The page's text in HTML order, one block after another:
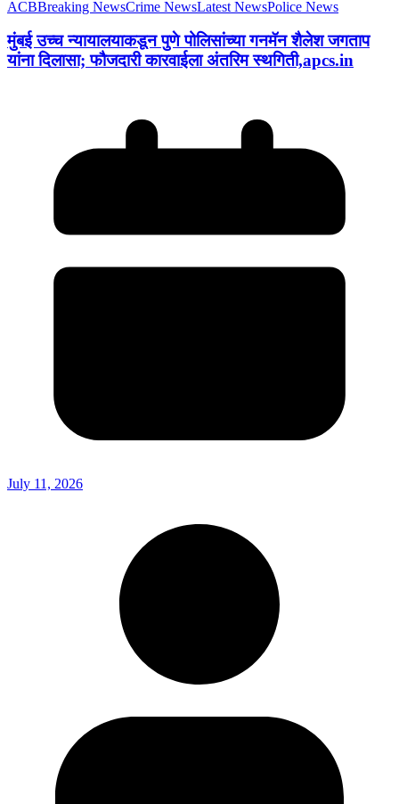
ACBBreaking NewsCrime NewsLatest NewsPolice News
मुंबई उच्च न्यायालयाकडून पुणे पोलिसांच्या गनमॅन शैलेश जगताप
यांना दिलासा; फौजदारी कारवाईला अंतरिम स्थगिती,apcs.in
July 11, 2026